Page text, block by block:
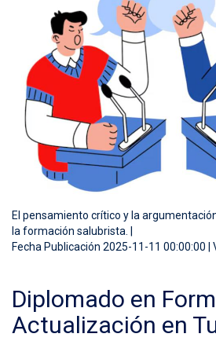
El pensamiento crítico y la
la formación salubrista. |
Fecha Publicación 2025-11-11 00:00:00 |
Diplomado en
Actualización en